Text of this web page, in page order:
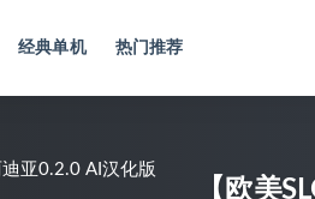
经典单机 热门推荐
【欧美